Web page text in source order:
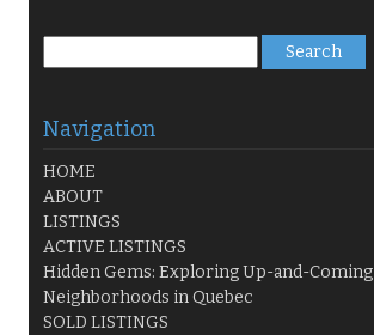
for:
Navigation
HOME
ABOUT
LISTINGS
ACTIVE LISTINGS
Hidden Gems: Exploring Up-and-Coming
Neighborhoods in Quebec
SOLD LISTINGS